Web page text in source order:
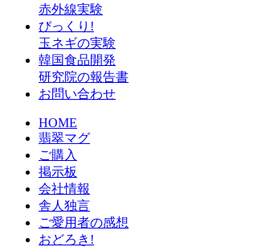
赤外線実験
びっくり!
玉ネギの実験
韓国食品開発
研究院の報告書
お問い合わせ
HOME
翡翠マグ
ご購入
掲示板
会社情報
舎人独言
ご愛用者の感想
おどろき!